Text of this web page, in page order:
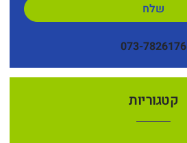
שלח
073-7826176
קטגוריות